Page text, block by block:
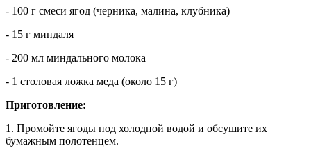
- 100 г смеси ягод (черника, малина, клубника)
- 15 г миндаля
- 200 мл миндального молока
- 1 столовая ложка меда (около 15 г)
Приготовление:
1. Промойте ягоды под холодной водой и обсушите их
бумажным полотенцем.